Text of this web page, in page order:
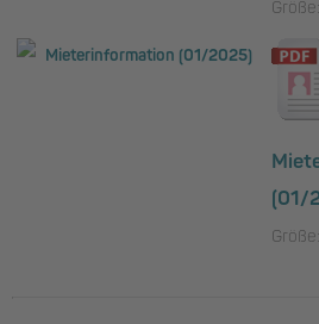
(01/